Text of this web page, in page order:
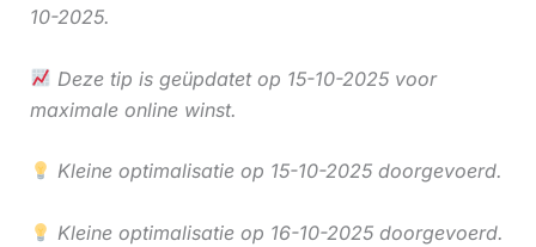
10-2025.
Deze tip is geüpdatet op 15-10-2025 voor
maximale online winst.
Kleine optimalisatie op 15-10-2025 doorgevoerd.
Kleine optimalisatie op 16-10-2025 doorgevoerd.